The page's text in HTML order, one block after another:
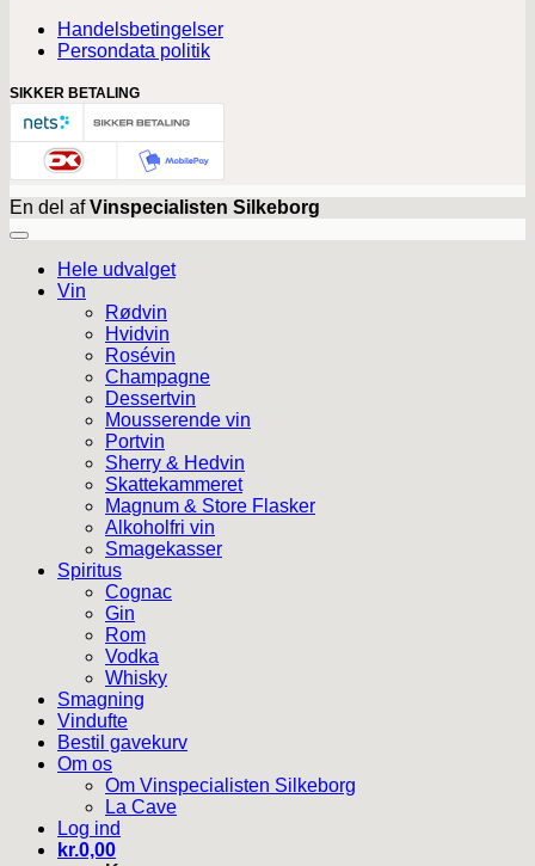
Handelsbetingelser
Persondata politik
SIKKER BETALING
En del afVinspecialisten Silkeborg
Hele udvalget
Vin
Rødvin
Hvidvin
Rosévin
Champagne
Dessertvin
Mousserende vin
Portvin
Sherry & Hedvin
Skattekammeret
Magnum & Store Flasker
Alkoholfri vin
Smagekasser
Spiritus
Cognac
Gin
Rom
Vodka
Whisky
Smagning
Vindufte
Bestil gavekurv
Om os
Om Vinspecialisten Silkeborg
La Cave
Log ind
kr.0,00